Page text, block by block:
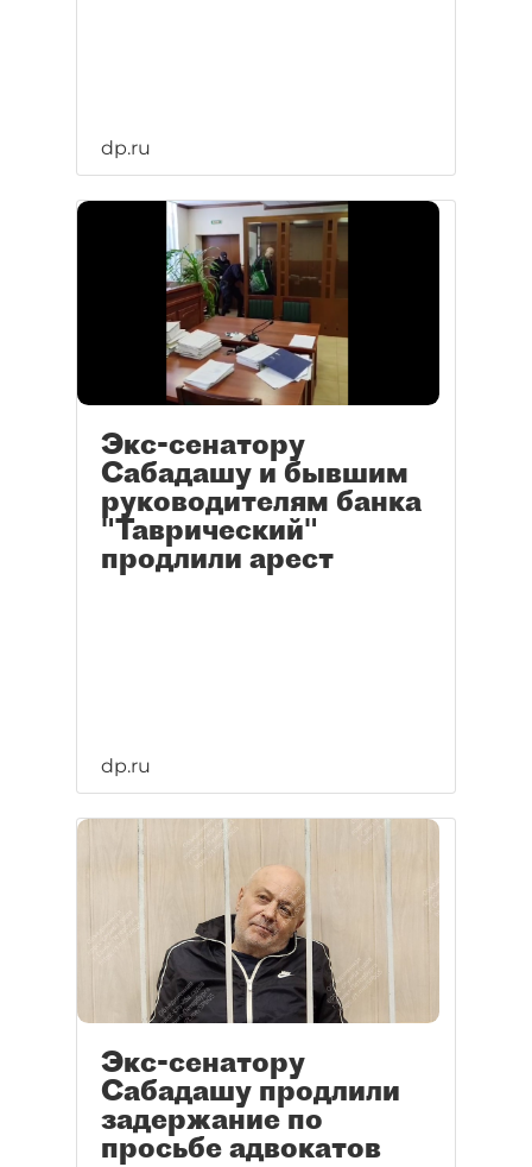
dp.ru
Экс-сенатору
Сабадашу и бывшим
руководителям банка
"Таврический"
продлили арест
dp.ru
Экс-сенатору
Сабадашу продлили
задержание по
просьбе адвокатов